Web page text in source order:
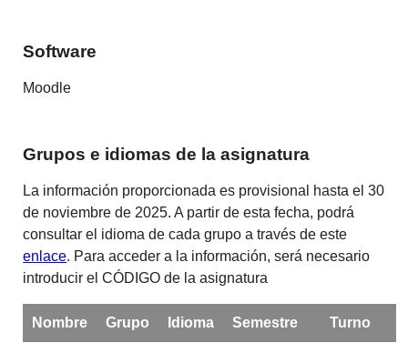
Software
Moodle
Grupos e idiomas de la asignatura
La información proporcionada es provisional hasta el 30
de noviembre de 2025. A partir de esta fecha, podrá
consultar el idioma de cada grupo a través de este
enlace. Para acceder a la información, será necesario
introducir el CÓDIGO de la asignatura
Nombre Grupo Idioma Semestre Turno